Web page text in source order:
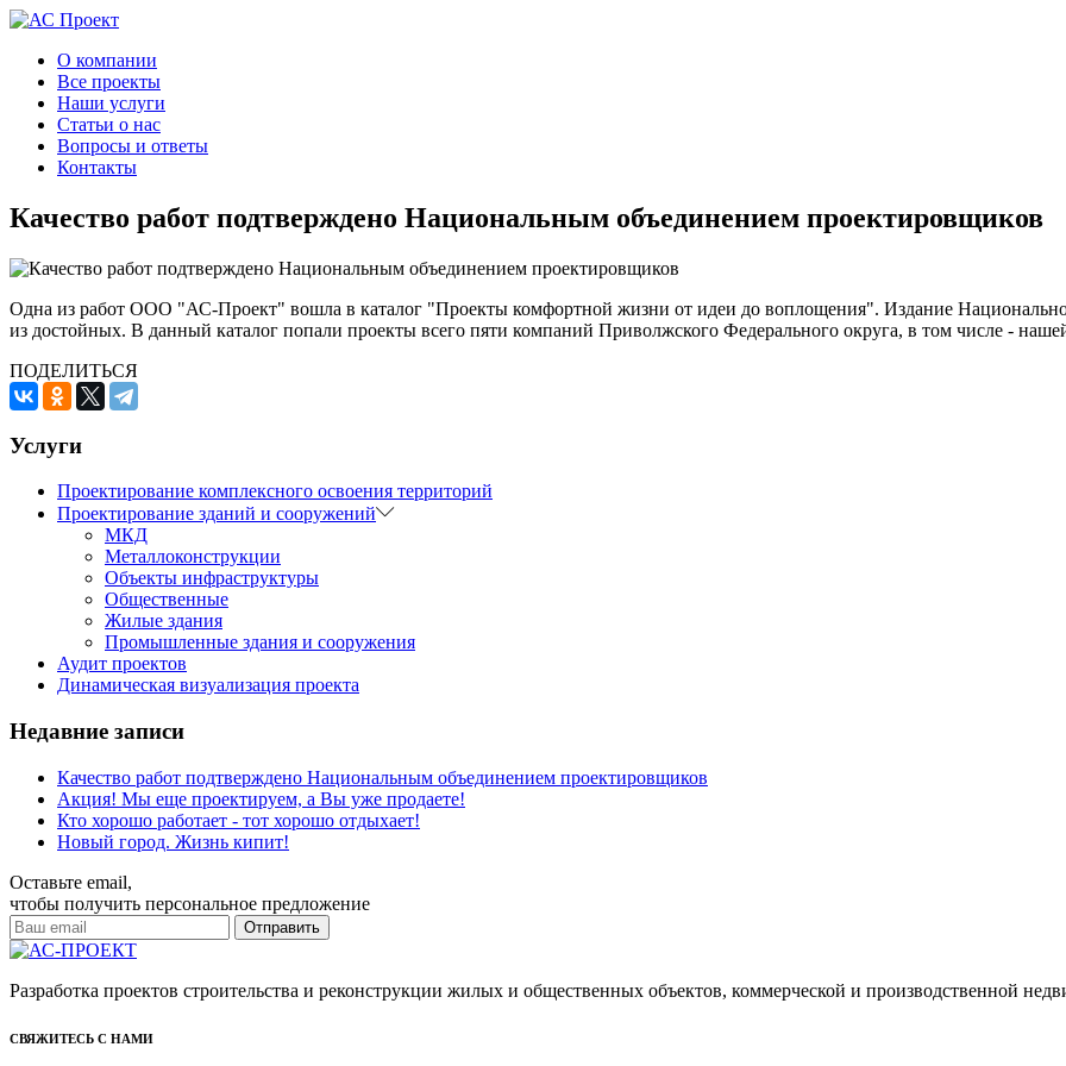
О компании
Все проекты
Наши услуги
Статьи о нас
Вопросы и ответы
Контакты
Качество работ подтверждено Национальным объединением проектировщиков
Одна из работ ООО "АС-Проект" вошла в каталог "Проекты комфортной жизни от идеи до воплощения". Издание
из достойных. В данный каталог попали проекты всего пяти компаний Приволжского Федерального округа, в том числе -
ПОДЕЛИТЬСЯ
Услуги
Проектирование комплексного освоения территорий
Проектирование зданий и сооружений
МКД
Металлоконструкции
Объекты инфраструктуры
Общественные
Жилые здания
Промышленные здания и сооружения
Аудит проектов
Динамическая визуализация проекта
Недавние записи
Качество работ подтверждено Национальным объединением проектировщиков
Акция! Мы еще проектируем, а Вы уже продаете!
Кто хорошо работает - тот хорошо отдыхает!
Новый город. Жизнь кипит!
Оставьте email,
чтобы получить персональное предложение
Разработка проектов строительства и реконструкции жилых и общественных объектов, коммерческой и производственной
СВЯЖИТЕСЬ С НАМИ